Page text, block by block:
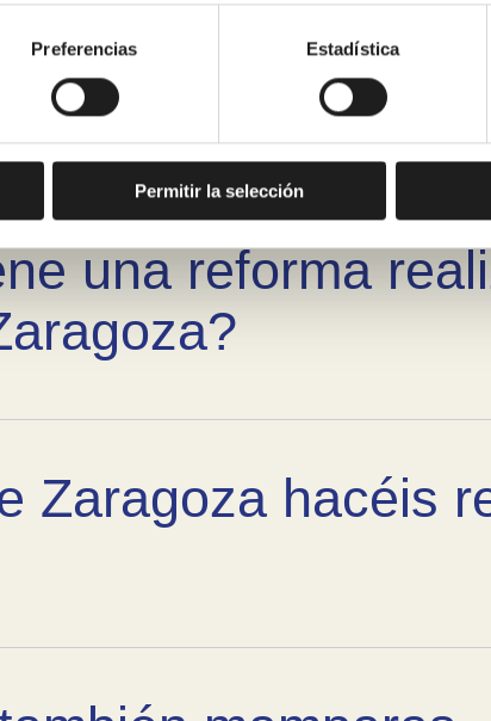
Preferencias Estadística
Permitir la selección
antigua y os
una reforma
Zaragoza hacéis